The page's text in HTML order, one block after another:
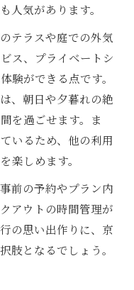
人気があります。
テラスや庭での外気
ス、プライベートシ
験ができる点です。
、朝日や夕暮れの絶
を過ごせます。ま
いるため、他の利用
楽しめます。
前の予約やプラン内
アウトの時間管理が
の思い出作りに、京
肢となるでしょう。